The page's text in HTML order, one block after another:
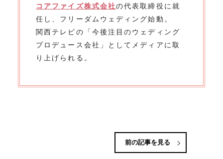
コアファイズ株式会社の代表取締役に就
任し、フリーダムウェディング始動。
関西テレビの「今後注目のウェディング
プロデュース会社」としてメディアに取
り上げられる。
前の記事を見る